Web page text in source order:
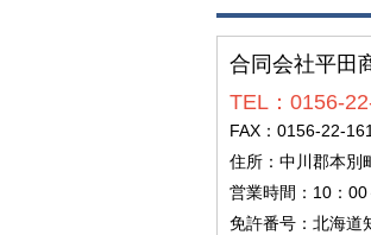
合同会社平田
TEL：0156-
FAX：0156-22-
住所：中川郡本別
営業時間：10：
免許番号：北海